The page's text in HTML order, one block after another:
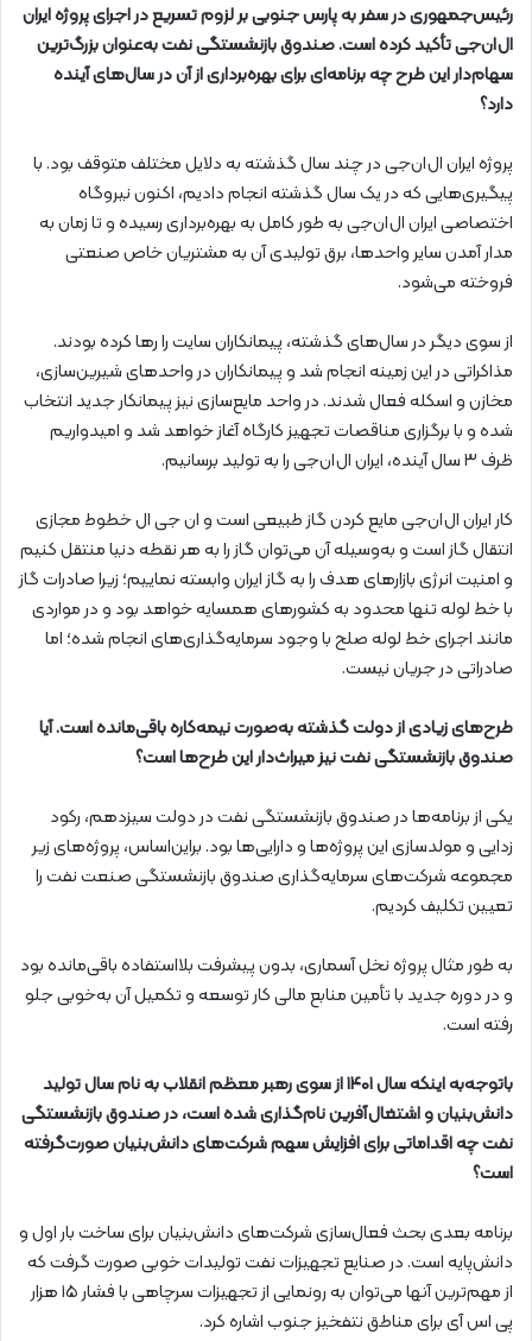
رئیس‌جمهوری در سفر به پارس جنوبی بر لزوم تسریع در اجرای پروژه ایران
ال‌ان‌جی تأکید کرده است. صندوق بازنشستگی نفت به‌عنوان بزرگ‌ترین
سهام‌دار این طرح چه برنامه‌ای برای بهره‌برداری از آن در سال‌های آینده
دارد؟
پروژه ایران ال‌ان‌جی در چند سال گذشته به دلایل مختلف متوقف بود. با
پیگیری‌هایی که در یک سال گذشته انجام دادیم، اکنون نیروگاه
اختصاصی ایران ال‌ان‌جی به طور کامل به بهره‌برداری رسیده و تا زمان به
مدار آمدن سایر واحدها، برق تولیدی آن به مشتریان خاص صنعتی
فروخته می‌شود.
از سوی دیگر در سال‌های گذشته، پیمانکاران سایت را رها کرده بودند.
مذاکراتی در این زمینه انجام شد و پیمانکاران در واحدهای شیرین‌سازی،
مخازن و اسکله فعال شدند. در واحد مایع‌سازی نیز پیمانکار جدید انتخاب
شده و با برگزاری مناقصات تجهیز کارگاه آغاز خواهد شد و امیدواریم
ظرف ۳ سال آینده، ایران ال‌ان‌جی را به تولید برسانیم.
کار ایران ال‌ان‌جی مایع کردن گاز طبیعی است و ان جی ال خطوط مجازی
انتقال گاز است و به‌وسیله آن می‌توان گاز را به هر نقطه دنیا منتقل کنیم
و امنیت انرژی بازارهای هدف را به گاز ایران وابسته نماییم؛ زیرا صادرات گاز
با خط لوله تنها محدود به کشورهای همسایه خواهد بود و در مواردی
مانند اجرای خط لوله صلح با وجود سرمایه‌گذاری‌های انجام شده؛ اما
صادراتی در جریان نیست.
طرح‌های زیادی از دولت گذشته به‌صورت نیمه‌کاره باقی‌مانده است. آیا
صندوق بازنشستگی نفت نیز میراث‌دار این طرح‌ها است؟
یکی از برنامه‌ها در صندوق بازنشستگی نفت در دولت سیزدهم، رکود
زدایی و مولدسازی این پروژه‌ها و دارایی‌ها بود. براین‌اساس، پروژه‌های زیر
مجموعه شرکت‌های سرمایه‌گذاری صندوق بازنشستگی صنعت نفت را
تعیین تکلیف کردیم.
به طور مثال پروژه نخل آسماری، بدون پیشرفت بلااستفاده باقی‌مانده بود
و در دوره جدید با تأمین منابع مالی کار توسعه و تکمیل آن به‌خوبی جلو
رفته است.
باتوجه‌به اینکه سال ۱۴۰۱ از سوی رهبر معظم انقلاب به نام سال تولید
دانش‌بنیان و اشتغال‌آفرین نام‌گذاری شده است، در صندوق بازنشستگی
نفت چه اقداماتی برای افزایش سهم شرکت‌های دانش‌بنیان صورت‌گرفته
است؟
برنامه بعدی بحث فعال‌سازی شرکت‌های دانش‌بنیان برای ساخت بار اول و
دانش‌پایه است. در صنایع تجهیزات نفت تولیدات خوبی صورت گرفت که
از مهم‌ترین آنها می‌توان به رونمایی از تجهیزات سرچاهی با فشار ۱۵ هزار
پی اس آی برای مناطق نتفخیز جنوب اشاره کرد.